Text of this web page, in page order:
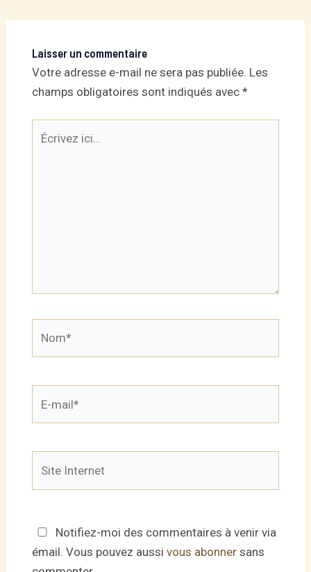
Laisser un commentaire
Votre adresse e-mail ne sera pas publiée. Les
champs obligatoires sont indiqués avec *
mail*
Notifiez-moi des commentaires à venir via
émail. Vous pouvez aussi vous abonnersans